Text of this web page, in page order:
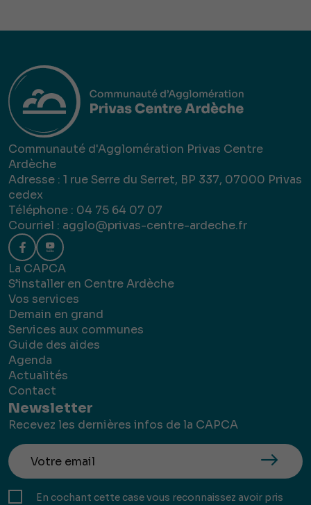
Communauté d'Agglomération Privas Centre
Ardèche
Adresse : 1 rue Serre du Serret, BP 337, 07000 Privas
cedex
Téléphone : 04 75 64 07 07
Courriel : agglo@privas-centre-ardeche.fr
La CAPCA
S’installer en Centre Ardèche
Vos services
Demain en grand
Services aux communes
Guide des aides
Agenda
Actualités
Contact
Newsletter
Recevez les dernières infos de la CAPCA
En cochant cette case vous reconnaissez avoir pris